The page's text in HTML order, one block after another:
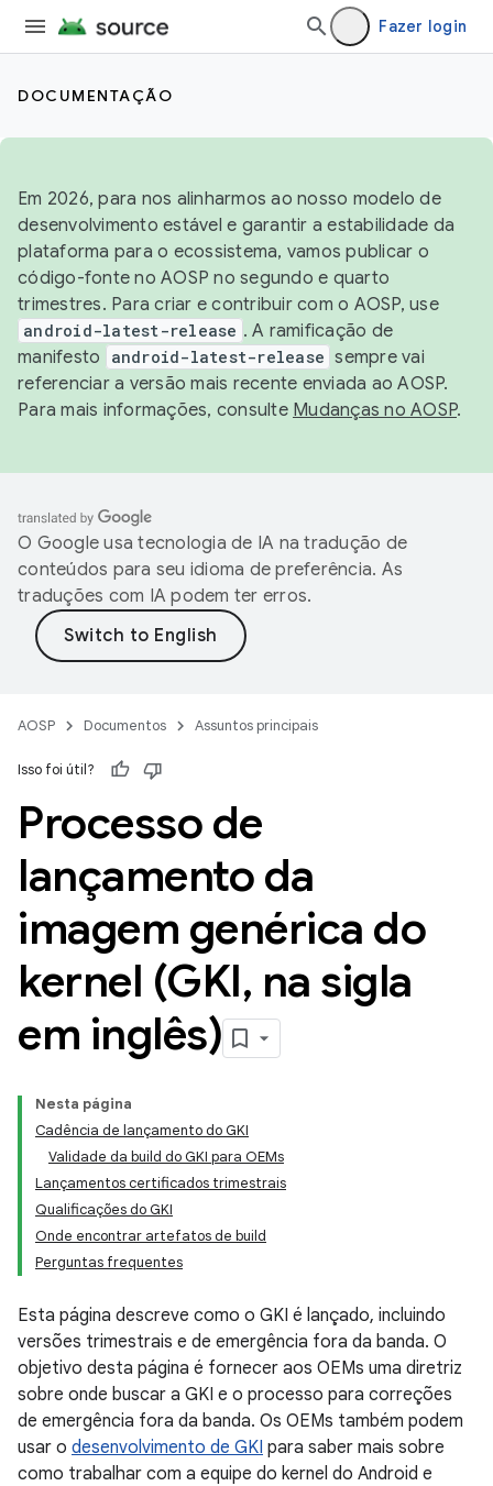
Fazer login
DOCUMENTAÇÃO
Em 2026, para nos alinharmos ao nosso modelo de
desenvolvimento estável e garantir a estabilidade da
plataforma para o ecossistema, vamos publicar o
código-fonte no AOSP no segundo e quarto
trimestres. Para criar e contribuir com o AOSP, use
android-latest-release . A ramificação de
manifesto
android-latest-release sempre vai
referenciar a versão mais recente enviada ao AOSP.
Para mais informações, consulte Mudanças no AOSP.
O Google usa tecnologia de IA na tradução de
conteúdos para seu idioma de preferência. As
traduções com IA podem ter erros.
AOSP Documentos Assuntos principais
Isso foi útil?
Processo de
lançamento da
imagem genérica do
kernel (GKI, na sigla
em inglês)
Nesta página
Cadência de lançamento do GKI
Validade da build do GKI para OEMs
Lançamentos certificados trimestrais
Qualificações do GKI
Onde encontrar artefatos de build
Perguntas frequentes
Esta página descreve como o GKI é lançado, incluindo
versões trimestrais e de emergência fora da banda. O
objetivo desta página é fornecer aos OEMs uma diretriz
sobre onde buscar a GKI e o processo para correções
de emergência fora da banda. Os OEMs também podem
usar o desenvolvimento de GKI para saber mais sobre
como trabalhar com a equipe do kernel do Android e